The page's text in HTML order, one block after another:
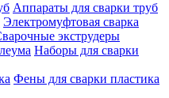
Аппараты для сварки труб
Электромуфтовая сварка
экструдеры
Наборы для сварки
Фены для сварки пластика